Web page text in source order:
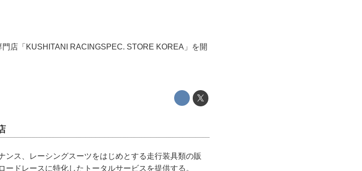
店「KUSHITANI RACINGSPEC. STORE KOREA」を開
ンス、レーシングスーツをはじめとする走行装具類の販
ドレースに特化したトータルサービスを提供する。